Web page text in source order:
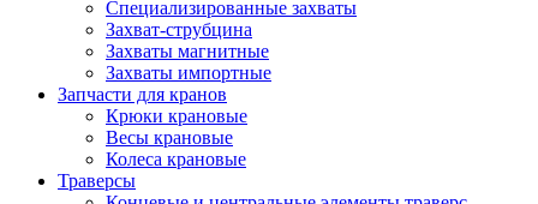
Специализированные захваты
Захват-струбцина
Захваты магнитные
Захваты импортные
Запчасти для кранов
Крюки крановые
Весы крановые
Колеса крановые
Траверсы